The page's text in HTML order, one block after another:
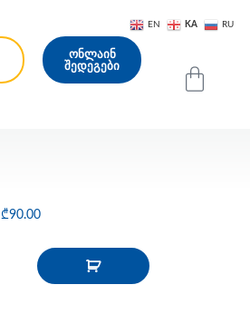
ᲝᲜᲚᲐᲘᲜ
ᲨᲔᲓᲔᲒᲔᲑᲘ
₾90.00
EN KA RU